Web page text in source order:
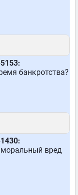
банкротства?
вред